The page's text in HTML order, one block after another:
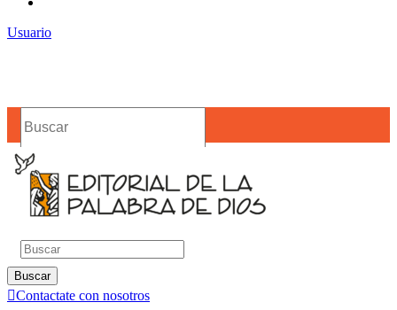
Usuario
Buscar
Buscar
Contactate con nosotros